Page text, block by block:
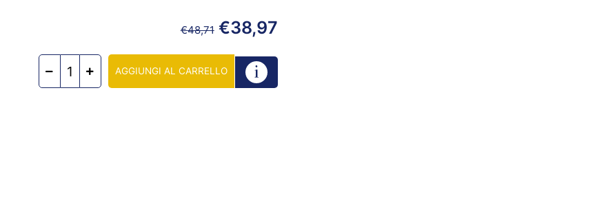
€48,71 €38,97
AGGIUNGI AL CARRELLO